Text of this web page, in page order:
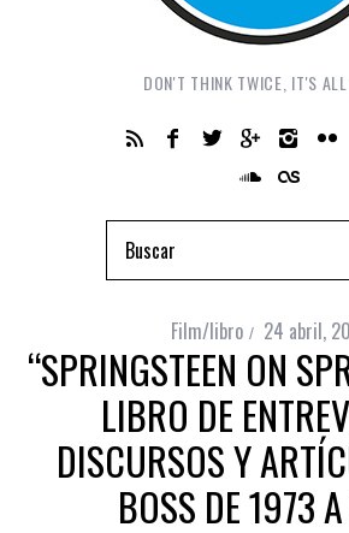
DON'T THINK TWICE, IT'S
Film/libro 24 abril,
“SPRINGSTEEN ON
LIBRO DE
DISCURSOS Y
BOSS DE 1973